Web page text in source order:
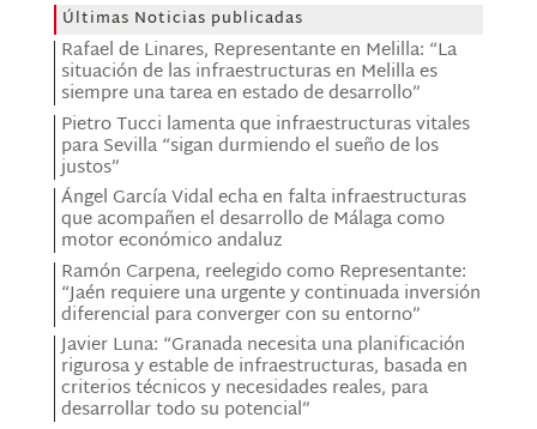
Últimas Noticias publicadas
Rafael de Linares, Representante en Melilla: “La
situación de las infraestructuras en Melilla es
siempre una tarea en estado de desarrollo”
Pietro Tucci lamenta que infraestructuras vitales
para Sevilla “sigan durmiendo el sueño de los
justos”
Ángel García Vidal echa en falta infraestructuras
que acompañen el desarrollo de Málaga como
motor económico andaluz
Ramón Carpena, reelegido como Representante:
“Jaén requiere una urgente y continuada inversión
diferencial para converger con su entorno”
Javier Luna: “Granada necesita una planificación
rigurosa y estable de infraestructuras, basada en
criterios técnicos y necesidades reales, para
desarrollar todo su potencial”